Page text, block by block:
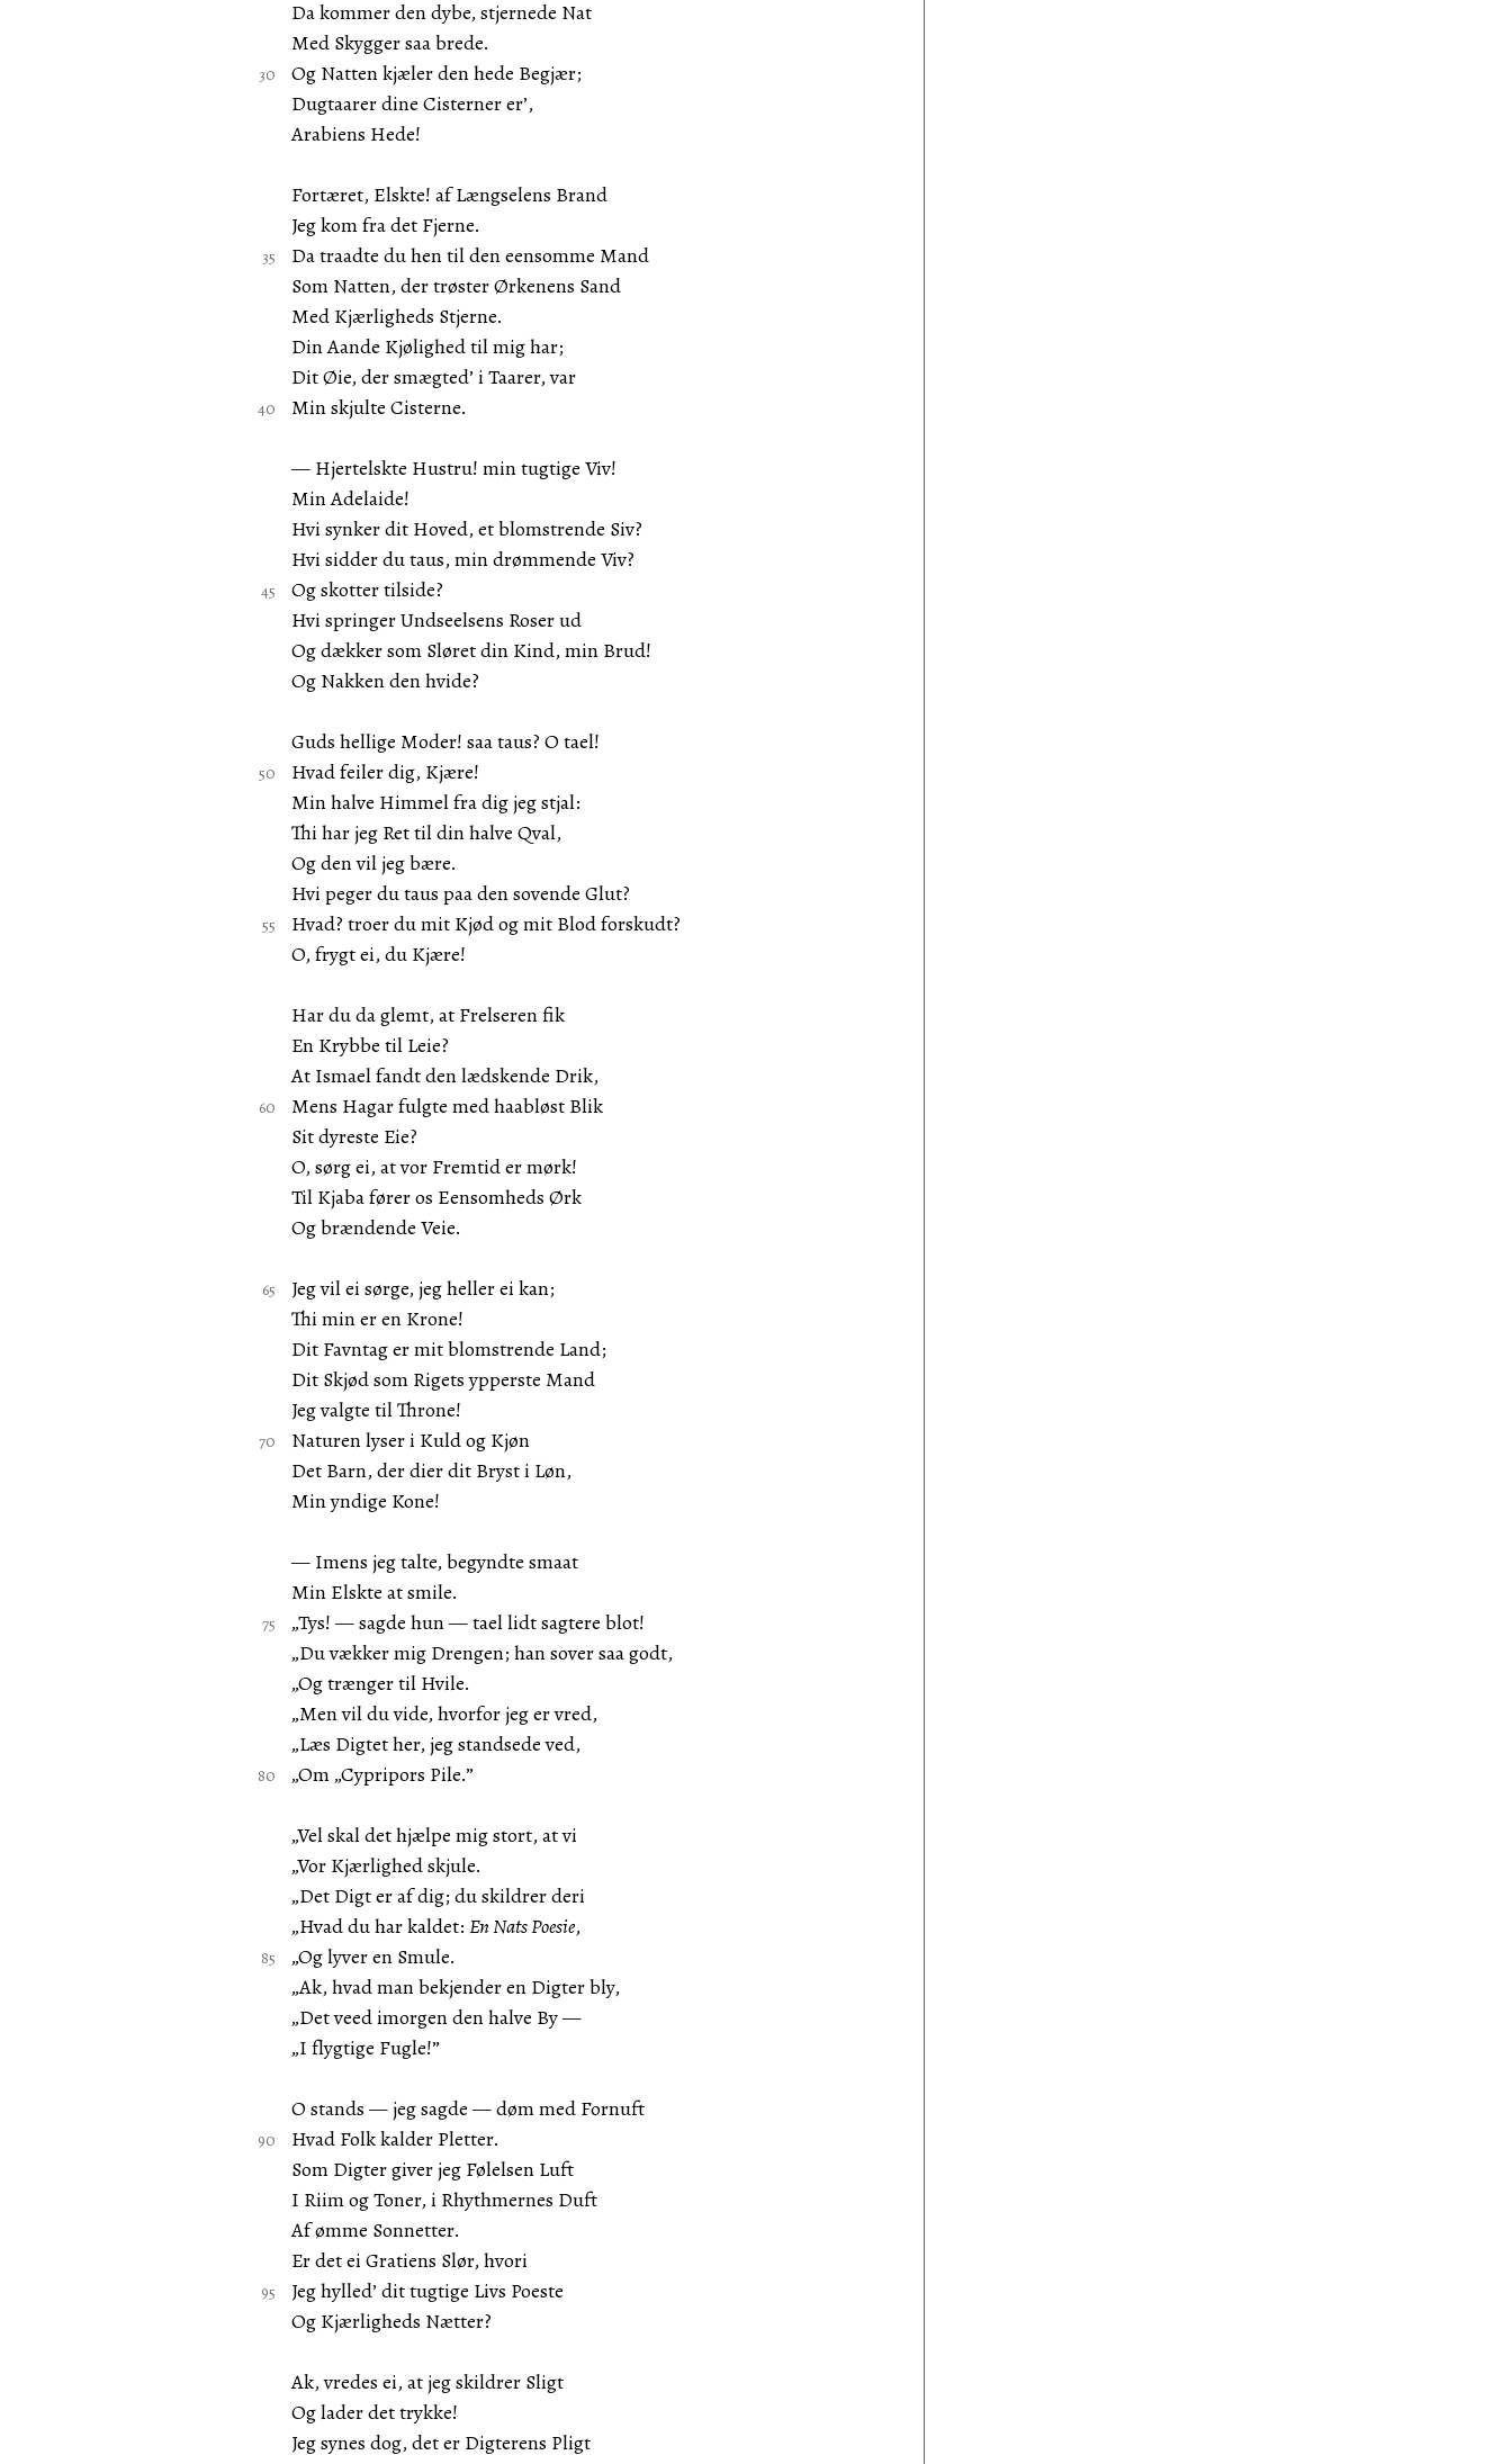
Da kommer den dybe, stjernede Nat
Med Skygger saa brede.
Og Natten kjæler den hede Begjær;
Dugtaarer dine Cisterner er’,
Arabiens Hede!
Fortæret, Elskte! af Længselens Brand
Jeg kom fra det Fjerne.
Da traadte du hen til den eensomme Mand
Som Natten, der trøster Ørkenens Sand
Med Kjærligheds Stjerne.
Din Aande Kjølighed til mig har;
Dit Øie, der smægted’ i Taarer, var
Min skjulte Cisterne.
— Hjertelskte Hustru! min tugtige Viv!
Min Adelaide!
Hvi synker dit Hoved, et blomstrende Siv?
Hvi sidder du taus, min drømmende Viv?
Og skotter tilside?
Hvi springer Undseelsens Roser ud
Og dækker som Sløret din Kind, min Brud!
Og Nakken den hvide?
Guds hellige Moder! saa taus? O tael!
Hvad feiler dig, Kjære!
Min halve Himmel fra dig jeg stjal:
Thi har jeg Ret til din halve Qval,
Og den vil jeg bære.
Hvi peger du taus paa den sovende Glut?
Hvad? troer du mit Kjød og mit Blod forskudt?
O, frygt ei, du Kjære!
Har du da glemt, at Frelseren fik
En Krybbe til Leie?
At Ismael fandt den lædskende Drik,
Mens Hagar fulgte med haabløst Blik
Sit dyreste Eie?
O, sørg ei, at vor Fremtid er mørk!
Til Kjaba fører os Eensomheds Ørk
Og brændende Veie.
Jeg vil ei sørge, jeg heller ei kan;
Thi min er en Krone!
Dit Favntag er mit blomstrende Land;
Dit Skjød som Rigets ypperste Mand
Jeg valgte til Throne!
Naturen lyser i Kuld og Kjøn
Det Barn, der dier dit Bryst i Løn,
Min yndige Kone!
— Imens jeg talte, begyndte smaat
Min Elskte at smile.
„Tys! — sagde hun — tael lidt sagtere blot!
„Du vækker mig Drengen; han sover saa godt,
„Og trænger til Hvile.
„Men vil du vide, hvorfor jeg er vred,
„Læs Digtet her, jeg standsede ved,
„Om „Cypripors Pile.”
„Vel skal det hjælpe mig stort, at vi
„Vor Kjærlighed skjule.
„Det Digt er af dig; du skildrer deri
„Hvad du har kaldet: En Nats Poesie,
„Og lyver en Smule.
„Ak, hvad man bekjender en Digter bly,
„Det veed imorgen den halve By —
„I flygtige Fugle!”
O stands — jeg sagde — døm med Fornuft
Hvad Folk kalder Pletter.
Som Digter giver jeg Følelsen Luft
I Riim og Toner, i Rhythmernes Duft
Af ømme Sonnetter.
Er det ei Gratiens Slør, hvori
Jeg hylled’ dit tugtige Livs Poeste
Og Kjærligheds Nætter?
Ak, vredes ei, at jeg skildrer Sligt
Og lader det trykke!
Jeg synes dog, det er Digterens Pligt